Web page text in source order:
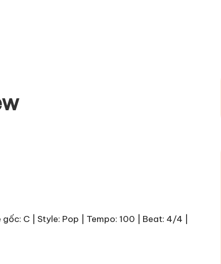
C | Style: Pop | Tempo: 100 | Beat: 4/4 |